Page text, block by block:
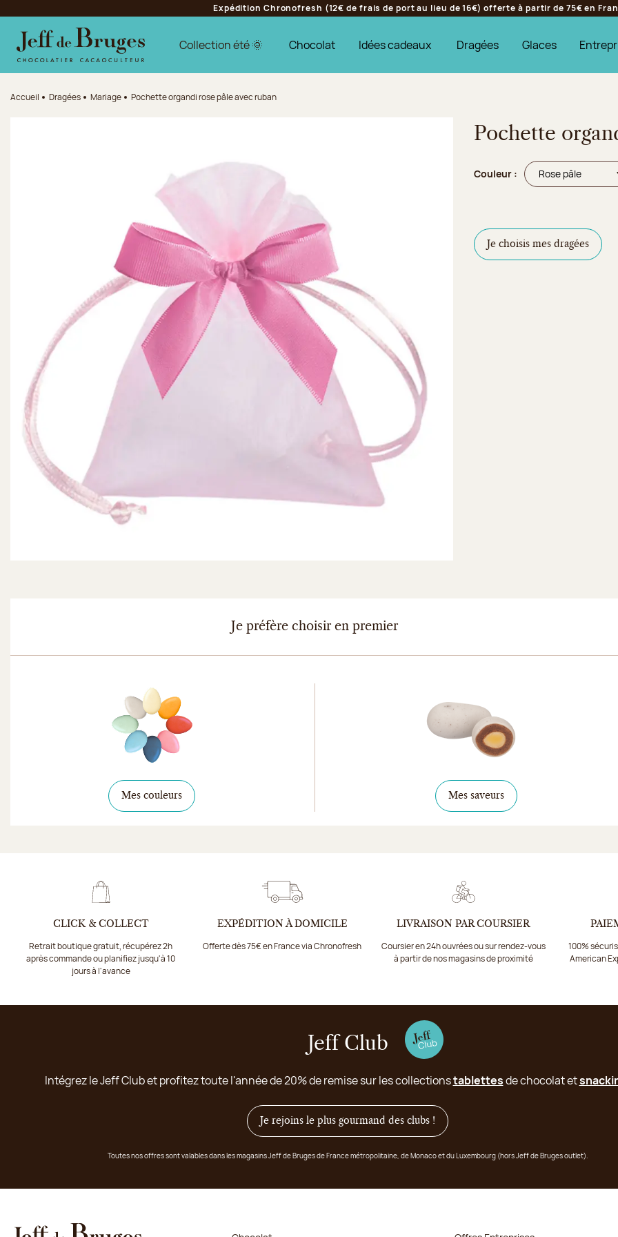
Aller au contenu principal
Aller au pied de page
Expédition Chronofresh (12€ de frais de port au lieu de 16€) offerte à partir de 75€ en
Collection été 🌞 Chocolat Idées cadeaux Dragées Glaces
Accueil Dragées Mariage Pochette organdi rose pâle avec ruban
Pochette
Couleur :
Je choisis mes dragées
Je préfère choisir en premier
Mes couleurs Mes saveurs
CLICK & COLLECT
Retrait boutique gratuit, récupérez 2h
après commande ou planifiez jusqu'à 10
jours à l'avance
EXPÉDITION À DOMICILE
Offerte dès 75€ en France via Chronofresh
LIVRAISON PAR COURSIER
Coursier en 24h ouvrées ou sur rendez-vous
à partir de nos magasins de proximité
100%
American
Jeff Club
Intégrez le Jeff Club et profitez toute l'année de 20% de remise sur les collectionstablettesde chocolat et
Je rejoins le plus gourmand des clubs !
Toutes nos offres sont valables dans les magasins Jeff de Bruges de France métropolitaine, de Monaco et du Luxembourg (hors Jeff de Bruges outlet).